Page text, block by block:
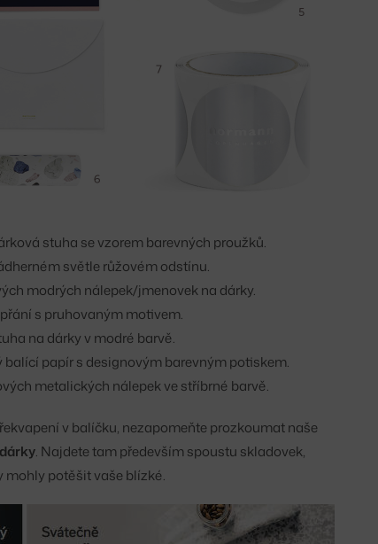
stuha se vzorem barevných proužků.
světle růžovém odstínu.
modrých nálepek/jmenovek na dárky.
s pruhovaným motivem.
na dárky v modré barvě.
balící papír s designovým barevným potiskem.
metalických nálepek ve stříbrné barvě.
v balíčku, nezapomeňte prozkoumat naše
. Najdete tam především spoustu skladovek,
mohly potěšit vaše blízké.